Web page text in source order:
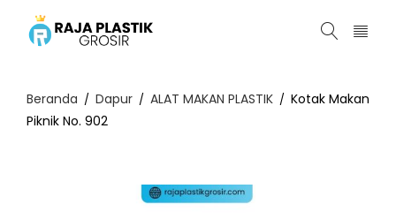
Beranda / Dapur / ALAT MAKAN PLASTIK / Kotak Makan
Piknik No. 902